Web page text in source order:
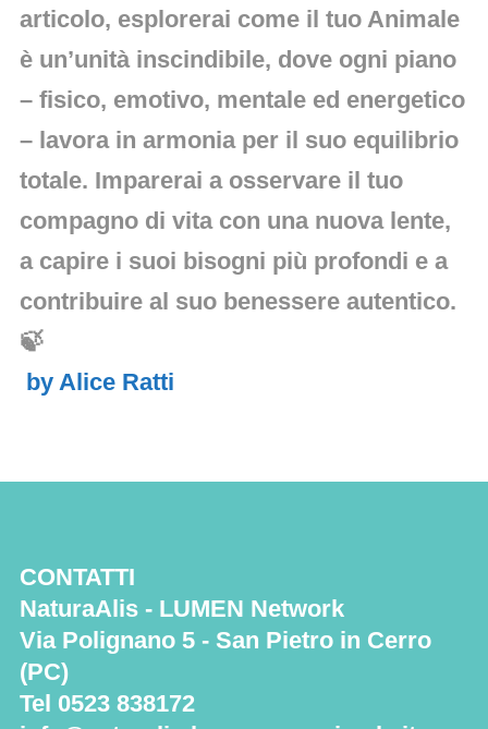
articolo, esplorerai come il tuo Animale
è un’unità inscindibile, dove ogni piano
– fisico, emotivo, mentale ed energetico
– lavora in armonia per il suo equilibrio
totale. Imparerai a osservare il tuo
compagno di vita con una nuova lente,
a capire i suoi bisogni più profondi e a
contribuire al suo benessere autentico.
🍃
by Alice Ratti
CONTATTI
NaturaAlis - LUMEN Network
Via Polignano 5 - San Pietro in Cerro
(PC)
Tel 0523 838172